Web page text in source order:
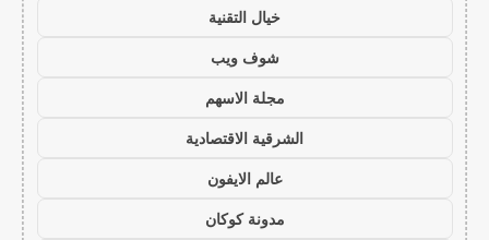
خيال التقنية
شوف ويب
مجلة الاسهم
الشرقية الاقتصادية
عالم الايفون
مدونة كوكان